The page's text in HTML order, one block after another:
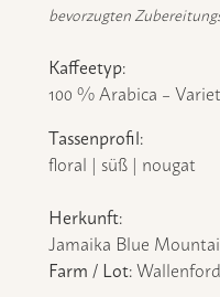
bevorzugten
Kaffeetyp:
100 % Arabica –
Tassenprofil:
floral | süß | nougat
Herkunft:
Jamaika Blue
Farm / Lot: